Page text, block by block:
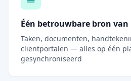
Één betrouwbare bron
Taken, documenten,
cliëntportalen — alles op één
gesynchroniseerd